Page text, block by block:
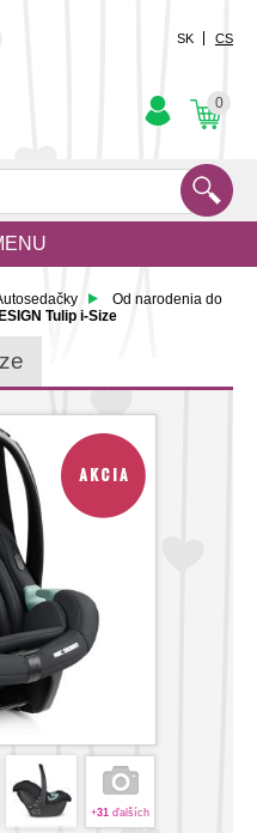
0
SK CS
Od narodenia do
Tulip i-Size
+31 ďalších